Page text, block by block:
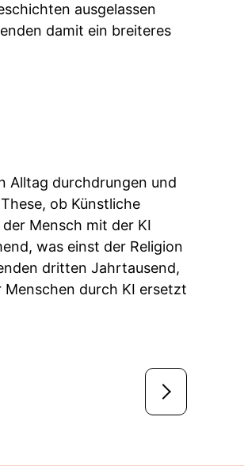
ausgelassen
damit ein breiteres
Alltag durchdrungen und
ob Künstliche
Mensch mit der KI
was einst der Religion
dritten Jahrtausend,
durch KI ersetzt